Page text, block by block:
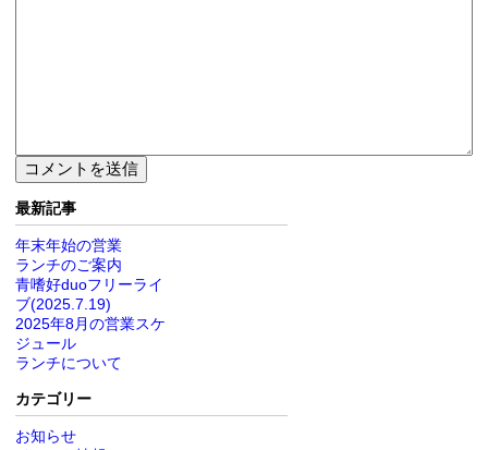
最新記事
年末年始の営業
ランチのご案内
青嗜好duoフリーライ
ブ(2025.7.19)
2025年8月の営業スケ
ジュール
ランチについて
カテゴリー
お知らせ